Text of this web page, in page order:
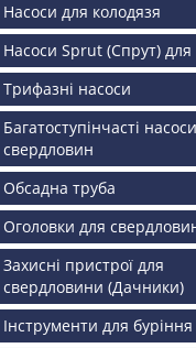
Насоси для колодязя
Насоси Sprut (Спрут) для
Трифазні насоси
Багатоступінчасті
свердловин
Обсадна труба
Оголовки для
Захисні пристрої для
свердловини (Дачники)
Інструменти для буріння